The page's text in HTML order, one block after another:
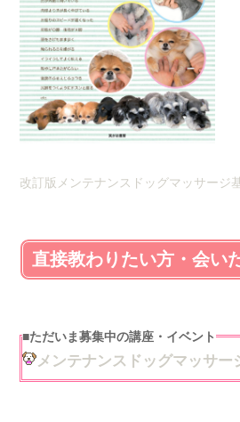
改訂版メンテナンスドッグマッサージ
直接教わりたい方・会い
■ただいま募集中の講座・イベント
メンテナンスドッグマッサー